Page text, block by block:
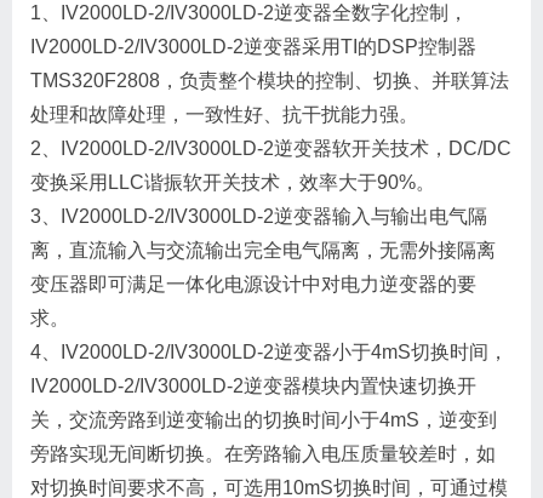
1、IV2000LD-2/IV3000LD-2逆变器全数字化控制，
IV2000LD-2/IV3000LD-2逆变器采用TI的DSP控制器
TMS320F2808，负责整个模块的控制、切换、并联算法
处理和故障处理，一致性好、抗干扰能力强。
2、IV2000LD-2/IV3000LD-2逆变器软开关技术，DC/DC
变换采用LLC谐振软开关技术，效率大于90%。
3、IV2000LD-2/IV3000LD-2逆变器输入与输出电气隔
离，直流输入与交流输出完全电气隔离，无需外接隔离
变压器即可满足一体化电源设计中对电力逆变器的要
求。
4、IV2000LD-2/IV3000LD-2逆变器小于4mS切换时间，
IV2000LD-2/IV3000LD-2逆变器模块内置快速切换开
关，交流旁路到逆变输出的切换时间小于4mS，逆变到
旁路实现无间断切换。在旁路输入电压质量较差时，如
对切换时间要求不高，可选用10mS切换时间，可通过模